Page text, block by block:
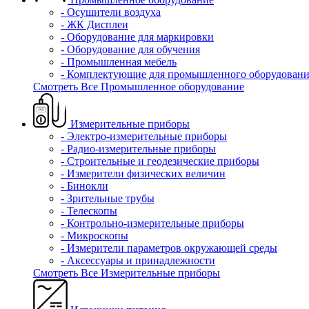
- Осушители воздуха
- ЖК Дисплеи
- Оборудование для маркировки
- Оборудование для обучения
- Промышленная мебель
- Комплектующие для промышленного
Смотреть Все Промышленное оборудование
Измерительные приборы
- Электро-измерительные приборы
- Радио-измерительные приборы
- Строительные и геодезические приборы
- Измерители физических величин
- Бинокли
- Зрительные трубы
- Телескопы
- Контрольно-измерительные приборы
- Микроскопы
- Измерители параметров окружающей среды
- Аксессуары и принадлежности
Смотреть Все Измерительные приборы